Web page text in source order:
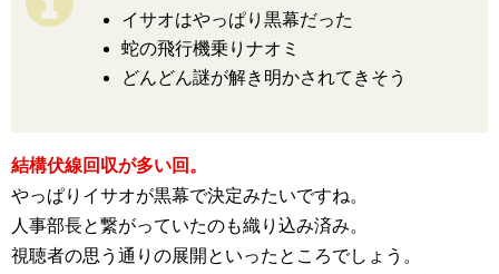
イサオはやっぱり黒幕だった
蛇の飛行機乗りナオミ
どんどん謎が解き明かされてきそう
結構伏線回収が多い回。
やっぱりイサオが黒幕で決定みたいですね。
人事部長と繋がっていたのも織り込み済み。
視聴者の思う通りの展開といったところでしょう。